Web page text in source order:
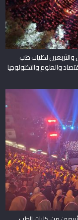
لكليات طب
والعلوم والتكنولوجيا